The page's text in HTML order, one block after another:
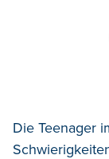
Die Teenager